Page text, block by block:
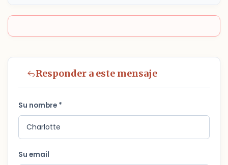
Responder a este mensaje
Su nombre *
Su email